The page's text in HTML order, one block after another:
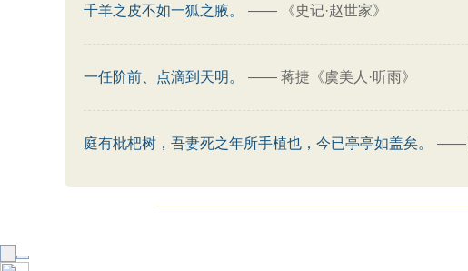
千羊之皮不如一狐之腋。 —— 《史记·赵世家》
一任阶前、点滴到天明。 —— 蒋捷《虞美人·听雨》
庭有枇杷树，吾妻死之年所手植也，今已亭亭如盖矣。 ——